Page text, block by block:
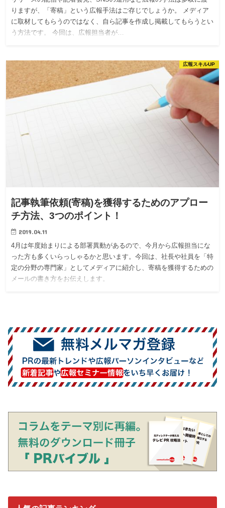
りますが、「寄稿」という広報手法はご存じでしょうか。 メディア
に取材してもらうのではなく、自ら記事を作成し掲載してもらうとい
う方法です。 今回は、広報担当者が…
広報スキルUP
記事執筆依頼(寄稿)を獲得するためのアプロー
チ方法、3つのポイント！
2019.04.11
4月は年度始まりによる部署異動があるので、今月から広報担当にな
った方も多くいらっしゃるかと思います。今回は、社長や社員を「特
定の分野の専門家」としてメディアに紹介し、寄稿を獲得するための
メールの書き方をお伝えします。